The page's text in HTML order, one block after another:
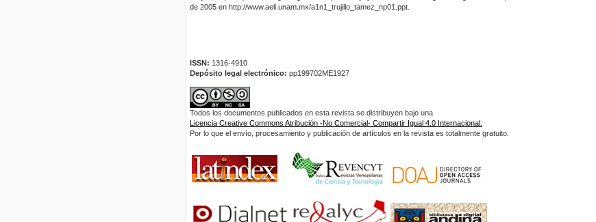
de 2005 en http://www.aeli.unam.mx/a1n1_trujillo_tamez_np01.ppt.
ISSN: 1316-4910
Depósito legal electrónico: pp199702ME1927
Todos los documentos publicados en esta revista se distribuyen bajo una
Licencia Creative Commons Atribución -No Comercial- Compartir Igual 4.0 Internacional.
Por lo que el envío, procesamiento y publicación de artículos en la revista es totalmente gratuito.